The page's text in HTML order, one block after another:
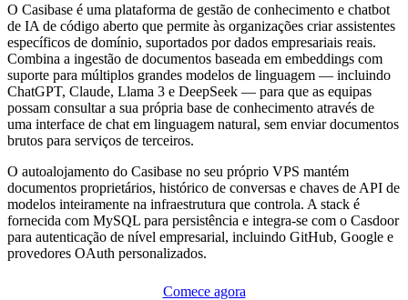
O Casibase é uma plataforma de gestão de conhecimento e chatbot
de IA de código aberto que permite às organizações criar assistentes
específicos de domínio, suportados por dados empresariais reais.
Combina a ingestão de documentos baseada em embeddings com
suporte para múltiplos grandes modelos de linguagem — incluindo
ChatGPT, Claude, Llama 3 e DeepSeek — para que as equipas
possam consultar a sua própria base de conhecimento através de
uma interface de chat em linguagem natural, sem enviar documentos
brutos para serviços de terceiros.
O autoalojamento do Casibase no seu próprio VPS mantém
documentos proprietários, histórico de conversas e chaves de API de
modelos inteiramente na infraestrutura que controla. A stack é
fornecida com MySQL para persistência e integra-se com o Casdoor
para autenticação de nível empresarial, incluindo GitHub, Google e
provedores OAuth personalizados.
Comece agora